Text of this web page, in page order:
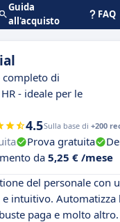
Guida
all'acquisto
FAQ
completo di
- ideale per le
4.5Sulla base di +200
Prova gratuita
da 5,25 € /mese
del personale con
e intuitivo. Automatizza
paga e molto altro.